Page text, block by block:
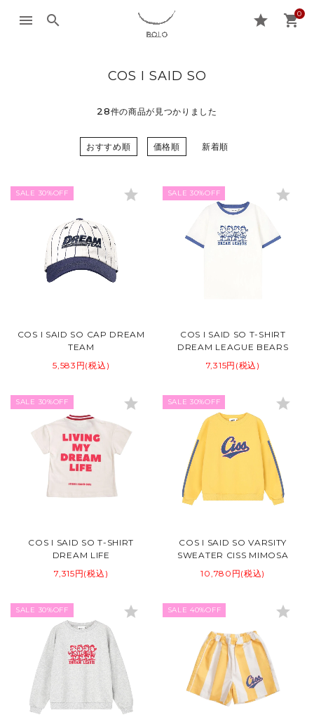
menu search star 0
shopping_cart
COS I SAID SO
28件の商品が見つかりました
おすすめ順 価格順 新着順
SALE 30%OFF
COS I SAID SO CAP DREAM
TEAM
5,583円(税込)
star SALE 30%OFF
COS I SAID SO T-SHIRT
DREAM LEAGUE BEARS
7,315円(税込)
star
SALE 30%OFF
COS I SAID SO T-SHIRT
DREAM LIFE
7,315円(税込)
star SALE 30%OFF
COS I SAID SO VARSITY
SWEATER CISS MIMOSA
10,780円(税込)
star
SALE 30%OFF star SALE 40%OFF star